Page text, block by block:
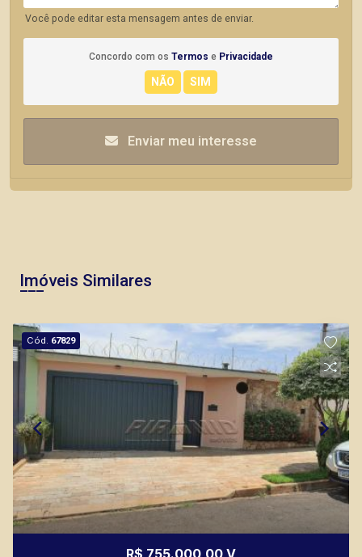
Você pode editar esta mensagem antes de enviar.
Concordo com os Termos e Privacidade
Enviar meu interesse
Imóveis Similares
Cód. 67829
R$ 755.000,00 V